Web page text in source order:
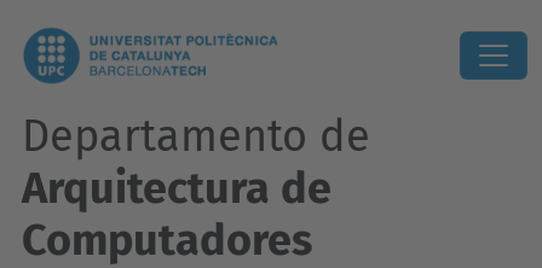
Departamento de
Arquitectura de
Computadores